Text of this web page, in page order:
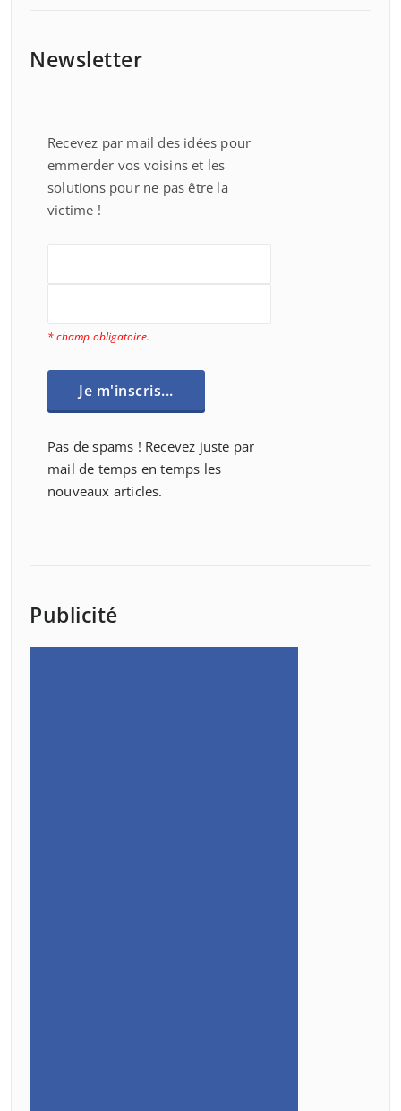
Newsletter
Recevez par mail des idées pour
emmerder vos voisins et les
solutions pour ne pas être la
victime !
* champ obligatoire.
Pas de spams ! Recevez juste par
mail de temps en temps les
nouveaux articles.
Publicité